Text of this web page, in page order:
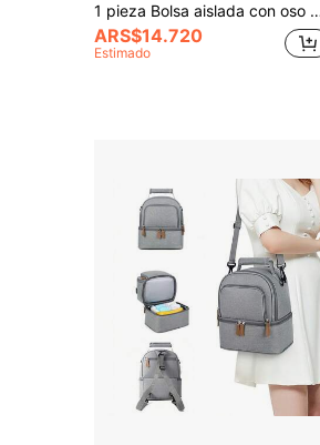
1 pieza Bolsa aislada con oso de peluche para carrito de bebé | Bolsa multifuncional enfriadora de comida y
ARS$14.720
Estimado